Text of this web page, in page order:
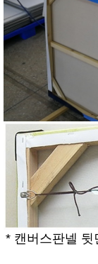
* 캔버스판넬 뒷